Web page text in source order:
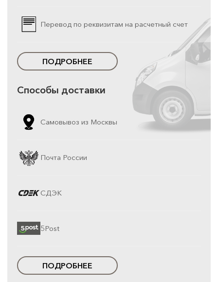
Перевод по реквизитам на расчетный счет
ПОДРОБНЕЕ
Способы доставки
Самовывоз из Москвы
Почта России
СДЭК
5Post
ПОДРОБНЕЕ